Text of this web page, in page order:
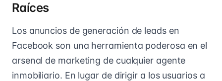
Raíces
Los anuncios de generación de leads en
Facebook son una herramienta poderosa en el
arsenal de marketing de cualquier agente
inmobiliario. En lugar de dirigir a los usuarios a